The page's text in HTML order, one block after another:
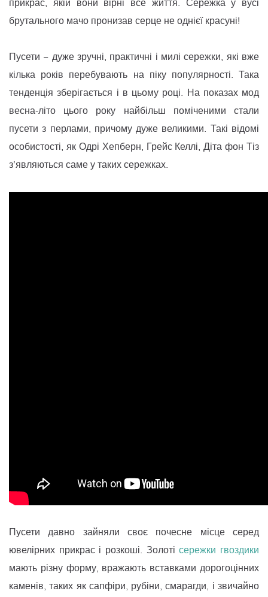
прикрас, якій вони вірні все життя. Сережка у вусі
брутального мачо пронизав серце не однієї красуні!
Пусети − дуже зручні, практичні і милі сережки, які вже
кілька років перебувають на піку популярності. Така
тенденція зберігається і в цьому році. На показах мод
весна-літо цього року найбільш поміченими стали
пусети з перлами, причому дуже великими. Такі відомі
особистості, як Одрі Хепберн, Грейс Келлі, Діта фон Тіз
з’являються саме у таких сережках.
Пусети давно зайняли своє почесне місце серед
ювелірних прикрас і розкоші. Золотісережки гвоздики
мають різну форму, вражають вставками дорогоцінних
каменів, таких як сапфіри, рубіни, смарагди, і звичайно